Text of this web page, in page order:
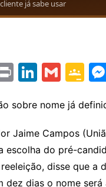
Pr
t
Li
k
e
dI
n
G
ai
l
G
o
gl
e
Cl
sobre nome já
Jaime Campos
escolha do pré-
disse que a
dez dias o nome será